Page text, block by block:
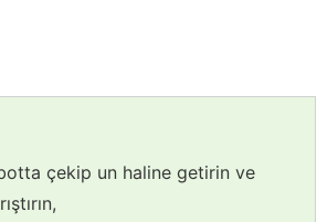
çekip un haline getirin ve